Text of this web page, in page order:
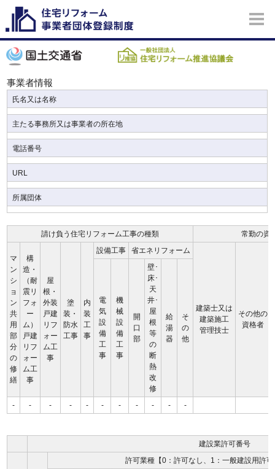
事業者情報
氏名又は名称
主たる事務所又は事業者の所在地
電話番号
URL
所属団体
請け負う住宅リフォーム工事の種類 常勤の資
マ
ン
シ
ョ
ン
共
用
部
分
の
修
繕
構
造・
（耐
震リ
フォ
ー
ム）
戸建
リフ
ォー
ム工
事
屋
根・
外装
戸建
リフ
ォー
ム工
事
塗
装・
防水
工事
内
装
工
事
設備工事 省エネリフォーム
建築士又は
建築施工
管理技士
その他の
資格者
電
気
設
備
工
事
機
械
設
備
工
事
開
口
部
壁･
床･
天
井･
屋
根
等
の
断
熱
改
修
給
湯
器
そ
の
他
- - - - - - - - - - -
建設業許可番号
許可業種【0：許可なし、1：一般建設用許